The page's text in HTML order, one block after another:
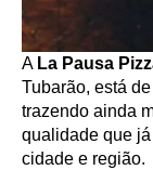
A La Pausa
Tubarão, está
trazendo ainda
qualidade que
cidade e região.